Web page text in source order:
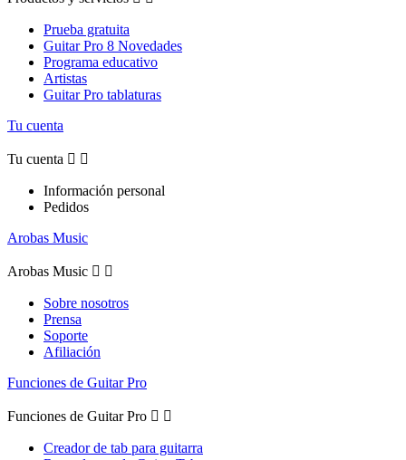
Prueba gratuita
Guitar Pro 8 Novedades
Programa educativo
Artistas
Guitar Pro tablaturas
Tu cuenta
Tu cuenta  
Información personal
Pedidos
Arobas Music
Arobas Music  
Sobre nosotros
Prensa
Soporte
Afiliación
Funciones de Guitar Pro
Funciones de Guitar Pro  
Creador de tab para guitarra